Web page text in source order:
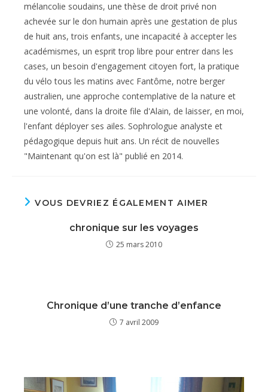
mélancolie soudains, une thèse de droit privé non
achevée sur le don humain après une gestation de plus
de huit ans, trois enfants, une incapacité à accepter les
académismes, un esprit trop libre pour entrer dans les
cases, un besoin d'engagement citoyen fort, la pratique
du vélo tous les matins avec Fantôme, notre berger
australien, une approche contemplative de la nature et
une volonté, dans la droite file d'Alain, de laisser, en moi,
l'enfant déployer ses ailes. Sophrologue analyste et
pédagogique depuis huit ans. Un récit de nouvelles
"Maintenant qu'on est là" publié en 2014.
VOUS DEVRIEZ ÉGALEMENT AIMER
chronique sur les voyages
25 mars 2010
Chronique d’une tranche d’enfance
7 avril 2009